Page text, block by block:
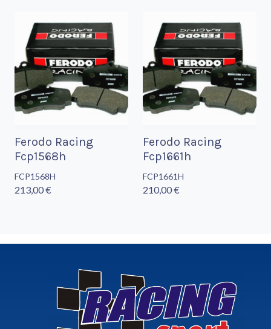
Ferodo Racing
Fcp1568h
FCP1568H
213,00 €
Ferodo Racing
Fcp1661h
FCP1661H
210,00 €